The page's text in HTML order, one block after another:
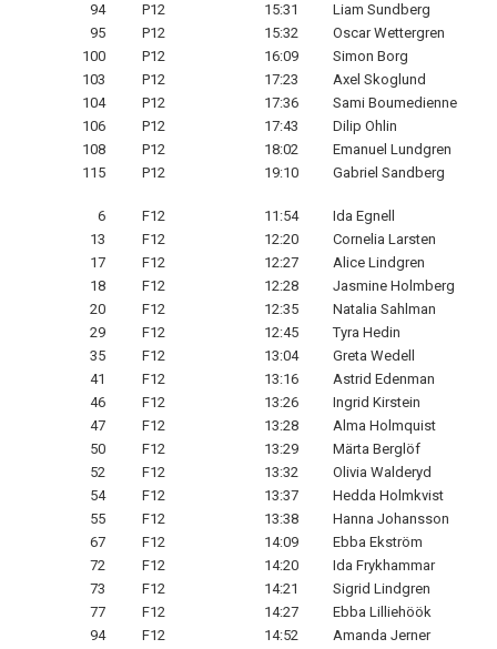
94
P12 15:31
Liam Sundberg
95
P12 15:32
Oscar Wettergren
100
P12 16:09
Simon Borg
103
P12 17:23
Axel Skoglund
104
P12 17:36
Sami Boumedienne
106
P12 17:43
Dilip Ohlin
108
P12 18:02
Emanuel Lundgren
115
P12 19:10 Gabriel Sandberg
6 F12 11:54
Ida Egnell
13
F12 12:20
Cornelia Larsten
17
F12 12:27
Alice Lindgren
18
F12 12:28
Jasmine Holmberg
20
F12 12:35
Natalia Sahlman
29
F12 12:45
Tyra Hedin
35
F12 13:04
Greta Wedell
41
F12 13:16
Astrid Edenman
46
F12 13:26
Ingrid Kirstein
47
F12 13:28
Alma Holmquist
50
F12 13:29
Märta Berglöf
52
F12 13:32
Olivia Walderyd
54
F12 13:37
Hedda Holmkvist
55
F12 13:38
Hanna Johansson
67
F12 14:09
Ebba Ekström
72
F12 14:20
Ida Frykhammar
73
F12 14:21
Sigrid Lindgren
77
F12 14:27
Ebba Lilliehöök
94
F12 14:52
Amanda Jerner